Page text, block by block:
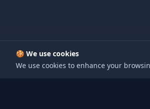
🍪 We use cookies
We use cookies to enhance your